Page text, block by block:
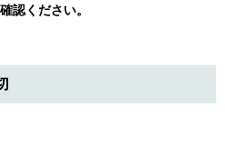
認ください。